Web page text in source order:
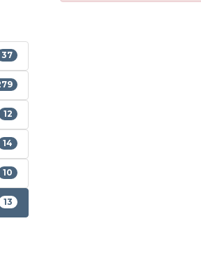
37
12
14
10
13